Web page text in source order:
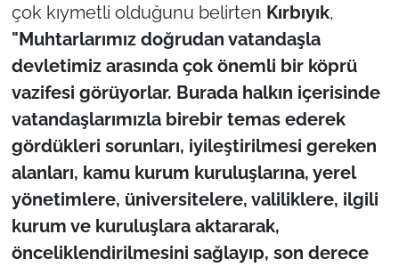
çok kıymetli olduğunu belirten Kırbıyık,
"Muhtarlarımız doğrudan vatandaşla
devletimiz arasında çok önemli bir köprü
vazifesi görüyorlar. Burada halkın içerisinde
vatandaşlarımızla birebir temas ederek
gördükleri sorunları, iyileştirilmesi gereken
alanları, kamu kurum kuruluşlarına, yerel
yönetimlere, üniversitelere, valiliklere, ilgili
kurum ve kuruluşlara aktararak,
önceliklendirilmesini sağlayıp, son derece
Politika
Flaş Haber
Dış Haberler
Magazin
İş Dünyası
Bilim Teknoloji